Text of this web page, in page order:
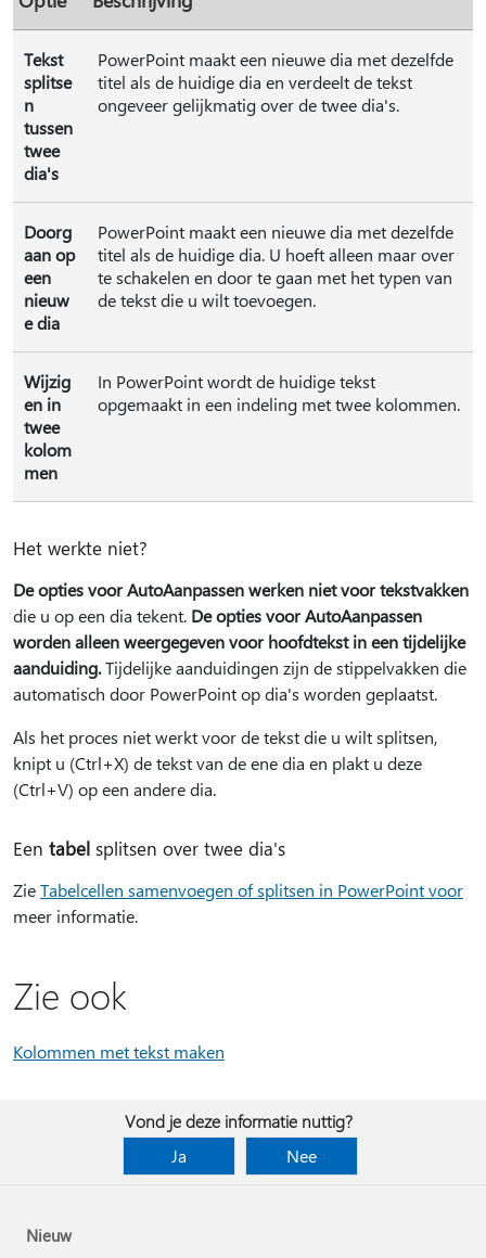
Tekst
splitse
n
tussen
twee
dia's
PowerPoint maakt een nieuwe dia met dezelfde
titel als de huidige dia en verdeelt de tekst
ongeveer gelijkmatig over de twee dia's.
Doorg
aan op
een
nieuw
e dia
PowerPoint maakt een nieuwe dia met dezelfde
titel als de huidige dia. U hoeft alleen maar over
te schakelen en door te gaan met het typen van
de tekst die u wilt toevoegen.
Wijzig
en in
twee
kolom
men
In PowerPoint wordt de huidige tekst
opgemaakt in een indeling met twee kolommen.
Het werkte niet?
De opties voor AutoAanpassen werken niet voor tekstvakken
die u op een dia tekent. De opties voor AutoAanpassen
worden alleen weergegeven voor hoofdtekst in een tijdelijke
aanduiding.Tijdelijke aanduidingen zijn de stippelvakken die
automatisch door PowerPoint op dia's worden geplaatst.
Als het proces niet werkt voor de tekst die u wilt splitsen,
knipt u (Ctrl+X) de tekst van de ene dia en plakt u deze
(Ctrl+V) op een andere dia.
Een tabel splitsen over twee dia's
ZieTabelcellen samenvoegen of splitsen in PowerPoint voor
meer informatie.
Zie ook
Kolommen met tekst maken
Vond je deze informatie nuttig?
Ja
Nee
Nieuw